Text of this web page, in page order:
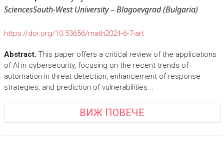
SciencesSouth-West University – Blagoevgrad (Bulgaria)
https://doi.org/10.53656/math2024-6-7-art
Abstract. This paper offers a critical review of the applications
of AI in cybersecurity, focusing on the recent trends of
automation in threat detection, enhancement of response
strategies, and prediction of vulnerabilities...
ВИЖ ПОВЕЧЕ